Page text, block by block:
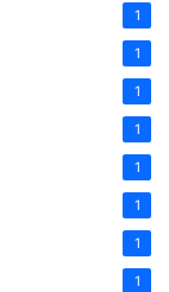
1
1
1
1
1
1
1
1